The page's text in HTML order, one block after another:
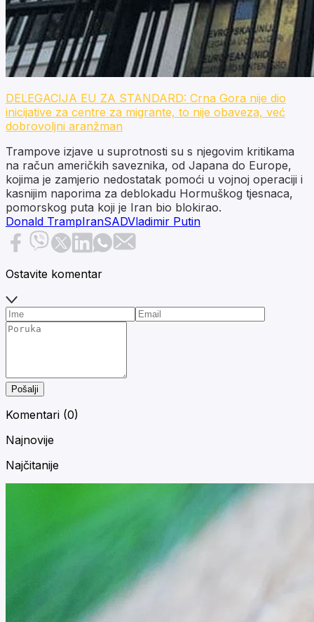
DELEGACIJA EU ZA STANDARD: Crna Gora nije dio
inicijative za centre za migrante, to nije obaveza, već
dobrovoljni aranžman
Trampove izjave u suprotnosti su s njegovim kritikama
na račun američkih saveznika, od Japana do Europe,
kojima je zamjerio nedostatak pomoći u vojnoj operaciji i
kasnijim naporima za deblokadu Hormuškog tjesnaca,
pomorskog puta koji je Iran bio blokirao.
Donald TrampIranSADVladimir Putin
Ostavite komentar
Pošalji
Komentari (0)
Najnovije
Najčitanije